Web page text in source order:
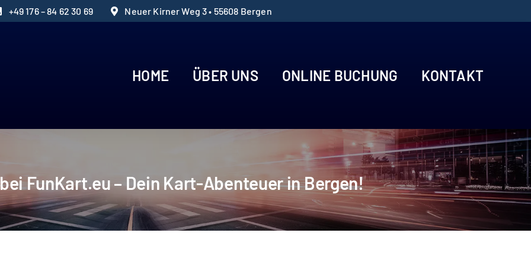
+49 176 – 84 62 30 69 Neuer Kirner Weg 3 • 55608 Bergen
HOME ÜBER UNS ONLINE BUCHUNG KONTAKT
FunKart.eu – Dein Kart-Abenteuer in Bergen!